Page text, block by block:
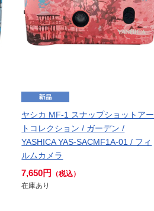
ヤシカ MF-1 スナップショットアー
トコレクション / ガーデン /
YASHICA YAS-SACMF1A-01 / フィ
ルムカメラ
7,650円
（税込）
在庫あり